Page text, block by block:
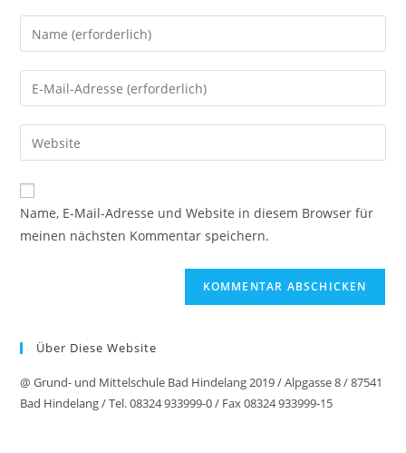
Name, E-Mail-Adresse und Website in diesem Browser für
meinen nächsten Kommentar speichern.
Über Diese Website
@ Grund- und Mittelschule Bad Hindelang 2019 / Alpgasse 8 / 87541
Bad Hindelang / Tel. 08324 933999-0 / Fax 08324 933999-15